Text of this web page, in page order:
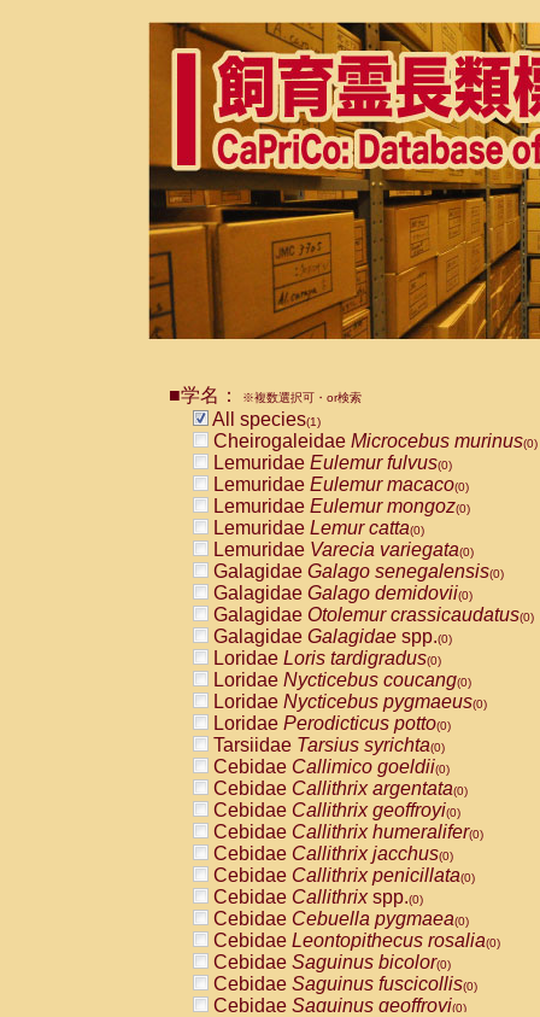
■学名： ※複数選択可・or検索
All species(1)
Cheirogaleidae Microcebus murinus(0)
Lemuridae Eulemur fulvus(0)
Lemuridae Eulemur macaco(0)
Lemuridae Eulemur mongoz(0)
Lemuridae Lemur catta(0)
Lemuridae Varecia variegata(0)
Galagidae Galago senegalensis(0)
Galagidae Galago demidovii(0)
Galagidae Otolemur crassicaudatus(0)
Galagidae Galagidae spp.(0)
Loridae Loris tardigradus(0)
Loridae Nycticebus coucang(0)
Loridae Nycticebus pygmaeus(0)
Loridae Perodicticus potto(0)
Tarsiidae Tarsius syrichta(0)
Cebidae Callimico goeldii(0)
Cebidae Callithrix argentata(0)
Cebidae Callithrix geoffroyi(0)
Cebidae Callithrix humeralifer(0)
Cebidae Callithrix jacchus(0)
Cebidae Callithrix penicillata(0)
Cebidae Callithrixspp.(0)
Cebidae Cebuella pygmaea(0)
Cebidae Leontopithecus rosalia(0)
Cebidae Saguinus bicolor(0)
Cebidae Saguinus fuscicollis(0)
Cebidae Saguinus geoffroyi(0)